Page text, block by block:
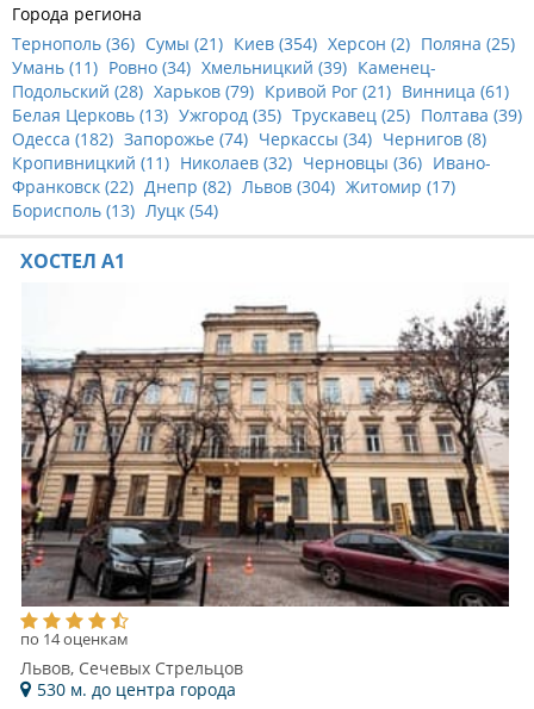
Города региона
Тернополь (36) Сумы (21) Киев (354) Херсон (2) Поляна (25)
Умань (11) Ровно (34) Хмельницкий (39) Каменец-
Подольский (28) Харьков (79) Кривой Рог (21) Винница (61)
Белая Церковь (13) Ужгород (35) Трускавец (25) Полтава (39)
Одесса (182) Запорожье (74) Черкассы (34) Чернигов (8)
Кропивницкий (11) Николаев (32) Черновцы (36) Ивано-
Франковск (22) Днепр (82) Львов (304) Житомир (17)
Борисполь (13) Луцк (54)
ХОСТЕЛ А1
по 14 оценкам
Львов, Сечевых Стрельцов
530 м. до центра города